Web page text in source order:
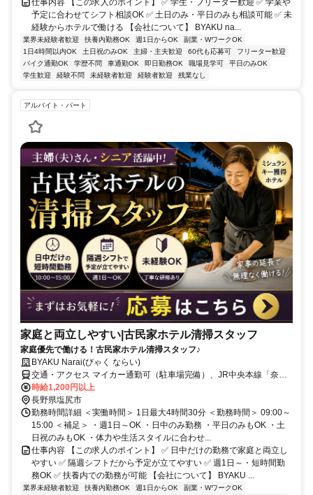
予定に合わせてシフト相談OK ✅ 土日のみ・平日のみも相談可能 ✅ 未
経験からホテルで働ける 【会社について】 BYAKU na...
業界未経験者歓迎 扶養内勤務OK 週1日からOK
副業・WワークOK
1日4時間以内OK
土日祝のみOK 主婦・主夫歓迎 60代も応募可
フリーター歓迎
バイク通勤OK
学歴不問 車通勤OK 即日勤務OK 職場見学可
平日のみOK
学生歓迎
経験不問 未経験者歓迎 経験者歓迎 残業なし
アルバイト・パート
家庭と両立しやすい|古民家ホテル清掃スタッフ
家庭優先で働ける！古民家ホテル清掃スタッフ♪
BYAKU Narai(びゃく ならい)
交通・アクセス マイカー通勤可（駐車場完備）、JR中央本線「奈良
井駅」より徒歩5分
時給1,200円以上
長野県塩尻市
勤務時間詳細 ＜実働時間＞ 1日最大4時間30分 ＜勤務時間＞ 09:00～
15:00 ＜補足＞ ・週1日～OK ・日中のみ勤務 ・平日のみもOK ・土
日祝のみもOK ・体力や生活スタイルに合わせ...
仕事内容 【この求人のポイント】 ✅ 日中だけの勤務で家庭と両立し
やすい ✅ 隔週シフトだから予定が立てやすい ✅ 週1日～・短時間勤
務OK ✅ 扶養内での勤務が可能 【会社について】 BYAKU ...
業界未経験者歓迎 扶養内勤務OK 週1日からOK
副業・WワークOK